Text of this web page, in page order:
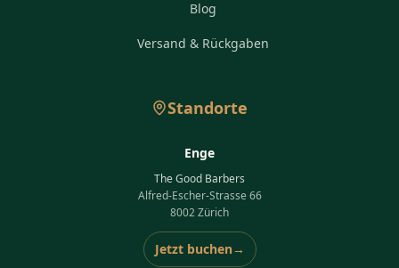
Blog
Versand & Rückgaben
Standorte
Enge
The Good Barbers
Alfred-Escher-Strasse 66
8002 Zürich
Jetzt buchen→